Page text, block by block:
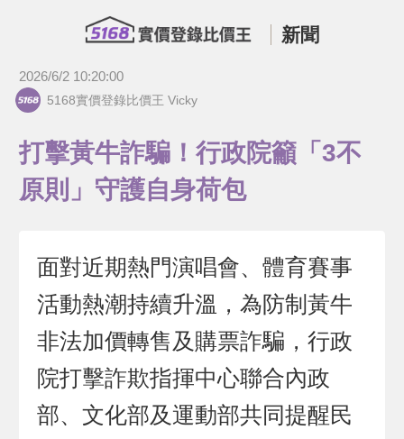
新聞
2026/6/2 10:20:00
5168實價登錄比價王 Vicky
打擊黃牛詐騙！行政院籲「3不
原則」守護自身荷包
面對近期熱門演唱會、體育賽事
活動熱潮持續升溫，為防制黃牛
非法加價轉售及購票詐騙，行政
院打擊詐欺指揮中心聯合內政
部、文化部及運動部共同提醒民